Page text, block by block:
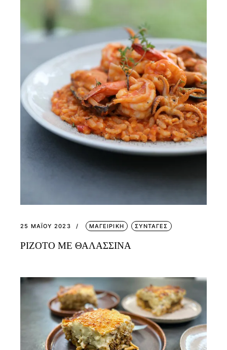
25 ΜΑΪ́ΟΥ 2023 ΜΑΓΕΙΡΙΚΗ ΣΥΝΤΑΓΕΣ
ΡΙΖΟΤΟ ΜΕ ΘΑΛΑΣΣΙΝΑ